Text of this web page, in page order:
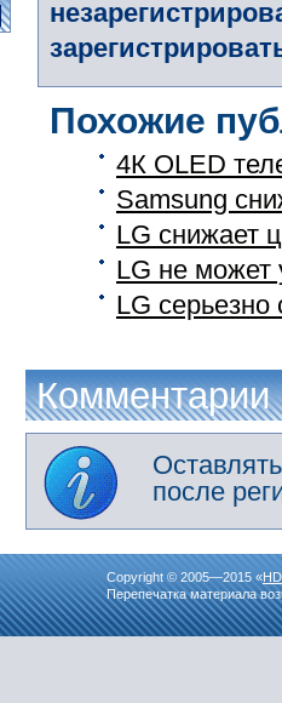
Похожие
4К OLED
Samsung
LG снижает
LG не может
LG
Комментарии
после
Copyright © 2005—2015 «
Перепечатка материала